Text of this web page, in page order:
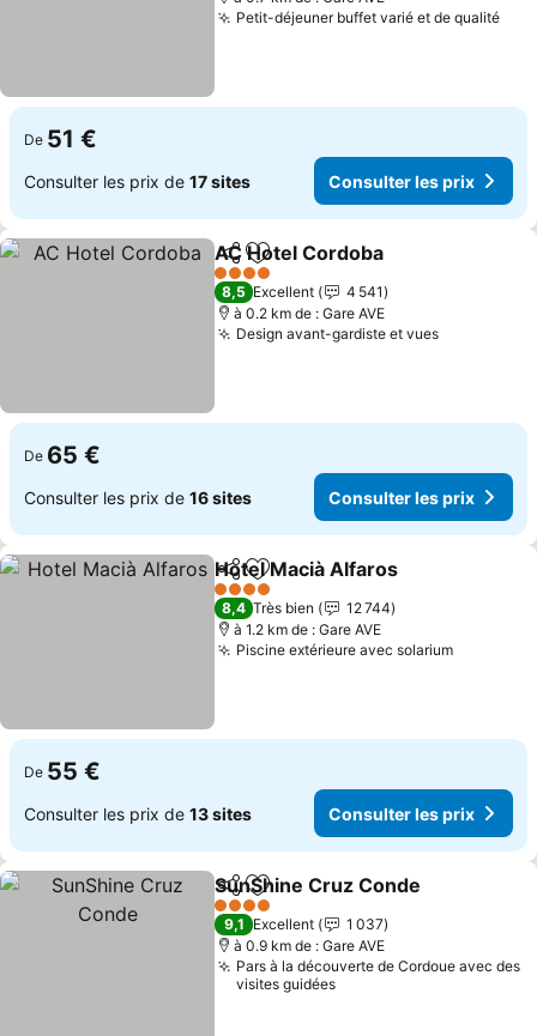
Petit-déjeuner buffet varié et de qualité
De 51 €
Consulter les prix de 17 sites Consulter les prix
PartagerAjouter à mes favoris
AC Hotel Cordoba
4 Étoiles
8,5 Excellent
4 541
à 0.2 km de : Gare AVE
Design avant-gardiste et vues
De 65 €
Consulter les prix de 16 sites Consulter les prix
PartagerAjouter à mes favoris
Hotel Macià Alfaros
4 Étoiles
8,4 Très bien
12 744
à 1.2 km de : Gare AVE
Piscine extérieure avec solarium
De 55 €
Consulter les prix de 13 sites Consulter les prix
PartagerAjouter à mes favoris
SunShine Cruz Conde
4 Étoiles
9,1 Excellent
1 037
à 0.9 km de : Gare AVE
Pars à la découverte de Cordoue avec des
visites guidées